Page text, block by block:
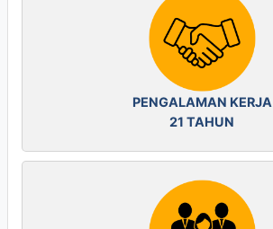
PENGALAMAN KERJA
21 TAHUN